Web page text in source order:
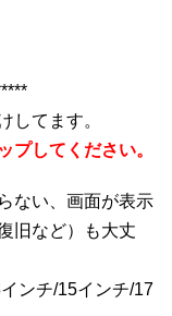
してます。
してください。
ない、画面が表示
旧など）も大丈
ンチ/15インチ/17